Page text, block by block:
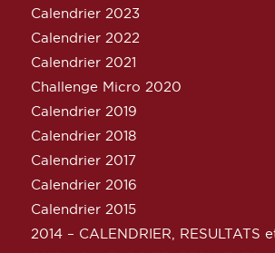
Calendrier 2023
Calendrier 2022
Calendrier 2021
Challenge Micro 2020
Calendrier 2019
Calendrier 2018
Calendrier 2017
Calendrier 2016
Calendrier 2015
2014 – CALENDRIER, RESULTATS